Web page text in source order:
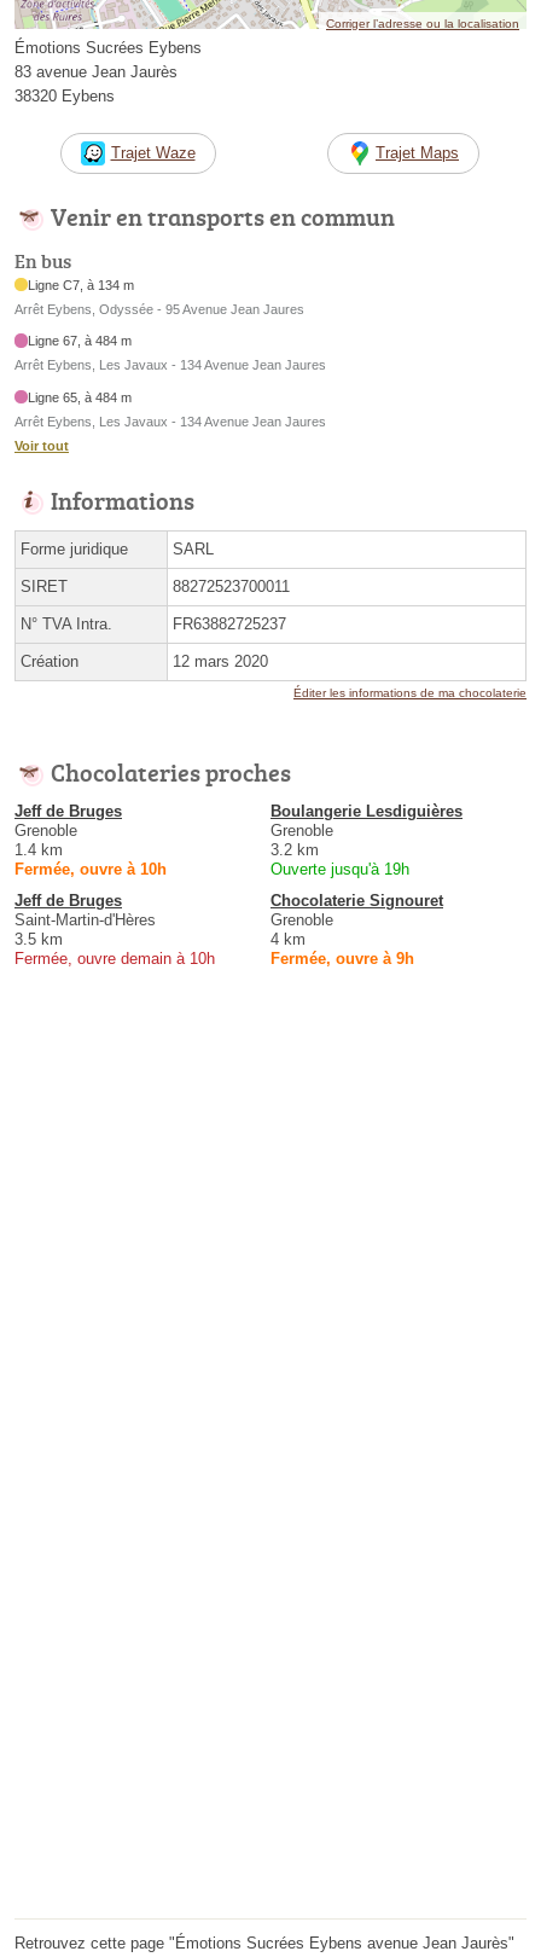
Corriger l’adresse ou la localisation
Émotions Sucrées Eybens
83 avenue Jean Jaurès
38320 Eybens
Trajet Waze Trajet Maps
Venir en transports en commun
En bus
Ligne C7, à 134 m
Arrêt Eybens, Odyssée - 95 Avenue Jean Jaures
Ligne 67, à 484 m
Arrêt Eybens, Les Javaux - 134 Avenue Jean Jaures
Ligne 65, à 484 m
Arrêt Eybens, Les Javaux - 134 Avenue Jean Jaures
Voir tout
Informations
Forme juridique SARL
SIRET 88272523700011
N° TVA Intra. FR63882725237
Création 12 mars 2020
Éditer les informations de ma chocolaterie
Chocolateries proches
Jeff de Bruges
Grenoble
1.4 km
Fermée, ouvre à 10h
Boulangerie Lesdiguières
Grenoble
3.2 km
Ouverte jusqu'à 19h
Jeff de Bruges
Saint-Martin-d'Hères
3.5 km
Fermée, ouvre demain à 10h
Chocolaterie Signouret
Grenoble
4 km
Fermée, ouvre à 9h
Retrouvez cette page "Émotions Sucrées Eybens avenue Jean Jaurès"